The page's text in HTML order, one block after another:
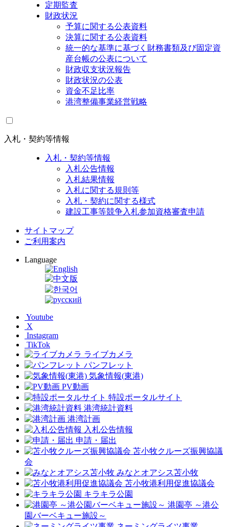
定期監査
財政状況
予算に関する公表資料
決算に関する公表資料
統一的な基準に基づく財務書類及び固定資
産台帳の公表について
財政収支状況報告
財政状況の公表
資金不足比率
港湾整備事業経営戦略
入札・契約等情報
入札・契約等情報
入札公告情報
入札結果情報
入札に関する規則等
入札・契約に関する様式
建設工事等競争入札参加資格審査申請
サイトマップ
ご利用案内
Language
Youtube
X
Instagram
TikTok
ライブカメラ
パンフレット
気象情報(東港)
PV動画
特設ポータルサイト
港湾統計資料
港湾計画
入札公告情報
申請・届出
苫小牧クルーズ振興協議
会
みなとオアシス苫小牧
苫小牧港利用促進協議会
キラキラ公園
港園亭 ～港公
園バーベキュー施設～